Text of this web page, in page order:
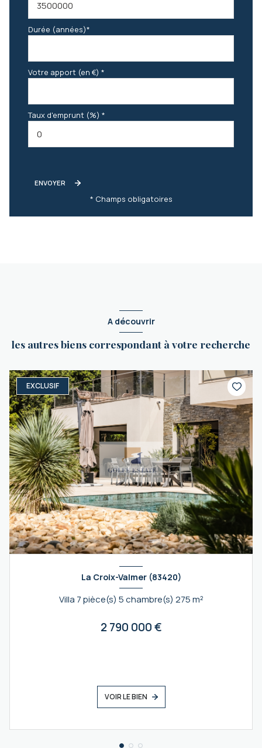
Durée (années)*
Votre apport (en €) *
Taux d'emprunt (%) *
ENVOYER
* Champs obligatoires
A découvrir
les autres biens correspondant à votre recherche
EXCLUSIF
La Croix-Valmer (83420)
Villa 7 pièce(s) 5 chambre(s) 275 m²
2 790 000 €
VOIR LE BIEN